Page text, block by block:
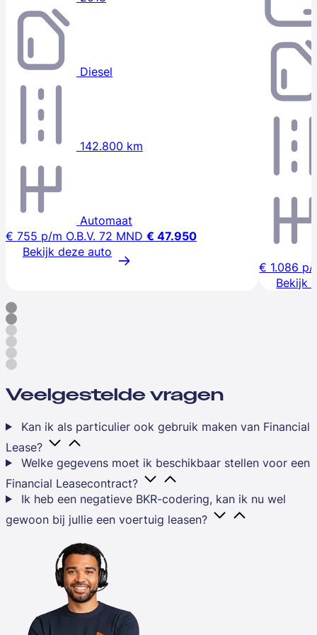
Diesel
142.800 km
Automaat
€ 755 p/m O.B.V. 72 MND € 47.950
Bekijk deze auto
€ 1.086 p/
Bekijk
Veelgestelde vragen
Kan ik als particulier ook gebruik maken van Financial
Lease?
Welke gegevens moet ik beschikbaar stellen voor een
Financial Leasecontract?
Ik heb een negatieve BKR-codering, kan ik nu wel
gewoon bij jullie een voertuig leasen?